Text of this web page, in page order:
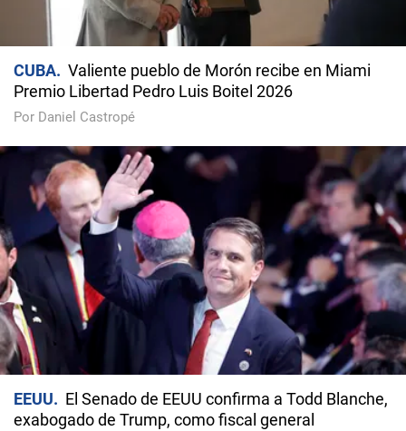
CUBA
Valiente pueblo de Morón recibe en Miami
Premio Libertad Pedro Luis Boitel 2026
Por Daniel Castropé
EEUU
El Senado de EEUU confirma a Todd Blanche,
exabogado de Trump, como fiscal general